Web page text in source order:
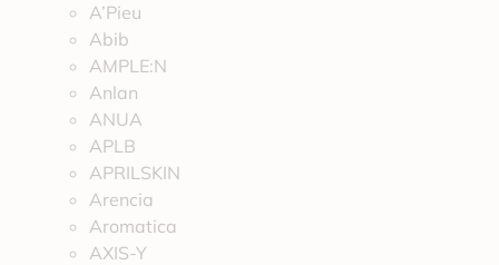
A’Pieu
Abib
AMPLE:N
Anlan
ANUA
APLB
APRILSKIN
Arencia
Aromatica
AXIS-Y